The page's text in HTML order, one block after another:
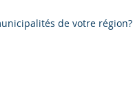
de votre région?